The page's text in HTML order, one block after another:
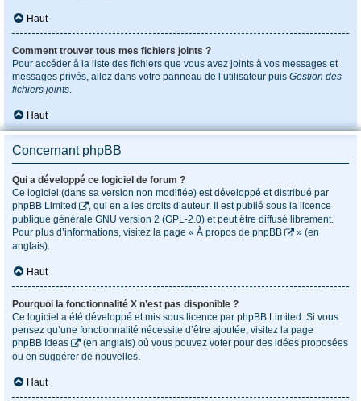
Haut
Comment trouver tous mes fichiers joints ?
Pour accéder à la liste des fichiers que vous avez joints à vos messages et
messages privés, allez dans votre panneau de l’utilisateur puis Gestion des
fichiers joints.
Haut
Concernant phpBB
Qui a développé ce logiciel de forum ?
Ce logiciel (dans sa version non modifiée) est développé et distribué par
phpBB Limited
, qui en a les droits d’auteur. Il est publié sous la licence
publique générale GNU version 2 (GPL-2.0) et peut être diffusé librement.
Pour plus d’informations, visitez la page « À propos de phpBB
» (en
anglais).
Haut
Pourquoi la fonctionnalité X n’est pas disponible ?
Ce logiciel a été développé et mis sous licence par phpBB Limited. Si vous
pensez qu’une fonctionnalité nécessite d’être ajoutée, visitez la page
phpBB Ideas
(en anglais) où vous pouvez voter pour des idées proposées
ou en suggérer de nouvelles.
Haut